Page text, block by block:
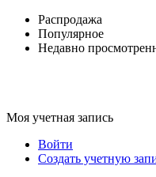
Распродажа
Популярное
Недавно
Моя учетная запись
Войти
Создать учетную